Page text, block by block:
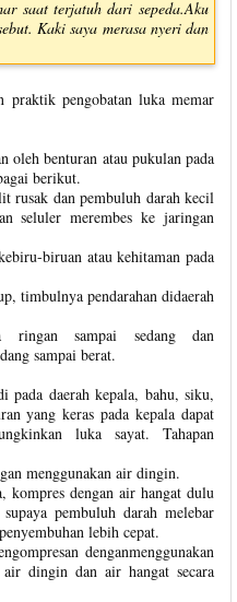
saat terjatuh dari sepeda.Aku
Kaki saya merasa nyeri dan
praktik pengobatan luka memar
oleh benturan atau pukulan pada
berikut.
rusak dan pembuluh darah kecil
seluler merembes ke jaringan
biruan atau kehitaman pada
timbulnya pendarahan didaerah
ringan sampai sedang dan
sampai berat.
pada daerah kepala, bahu, siku,
yang keras pada kepala dapat
luka sayat. Tahapan
menggunakan air dingin.
kompres dengan air hangat dulu
pembuluh darah melebar
lebih cepat.
denganmenggunakan
dingin dan air hangat secara